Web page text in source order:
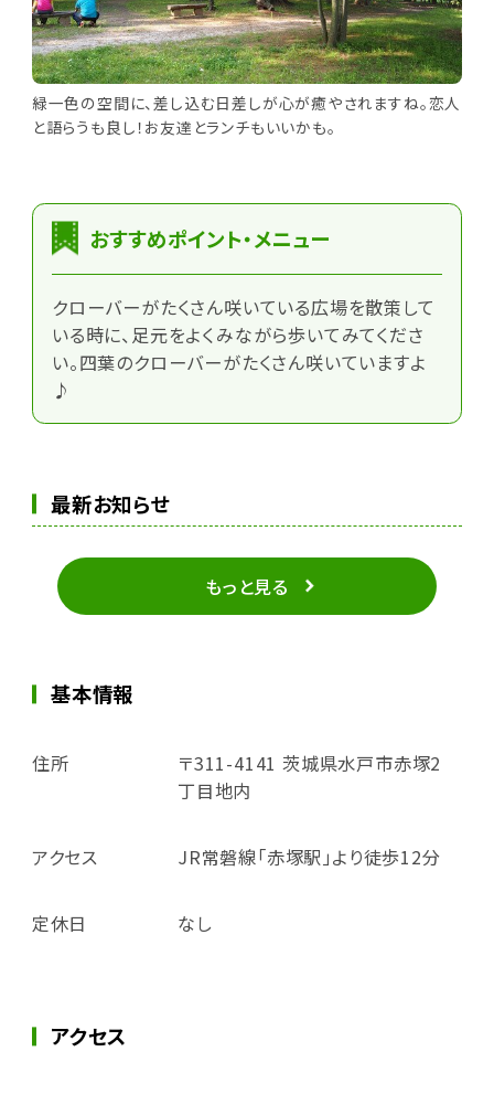
緑一色の空間に、差し込む日差しが心が癒やされますね。恋人
と語らうも良し！お友達とランチもいいかも。
おすすめポイント・メニュー
クローバーがたくさん咲いている広場を散策して
いる時に、足元をよくみながら歩いてみてくださ
い。四葉のクローバーがたくさん咲いていますよ
♪
最新お知らせ
もっと見る
基本情報
住所
〒311-4141 茨城県水戸市赤塚2
丁目地内
アクセス JR常磐線「赤塚駅」より徒歩12分
定休日 なし
アクセス